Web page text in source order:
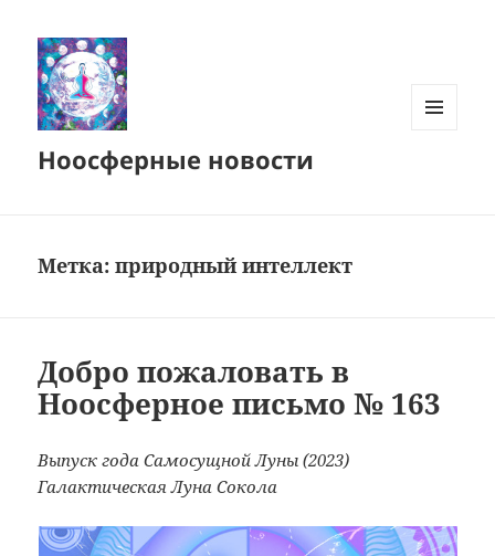
Ноосферные новости
Метка:природный интеллект
Добро пожаловать в
Ноосферное письмо № 163
Выпуск года Самосущной Луны (2023)
Галактическая Луна Сокола